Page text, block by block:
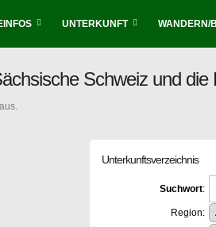
UNTERKUNFT WANDERN/
Schweiz und
Unterkunftsverzeichnis
Suchwort:
Region: